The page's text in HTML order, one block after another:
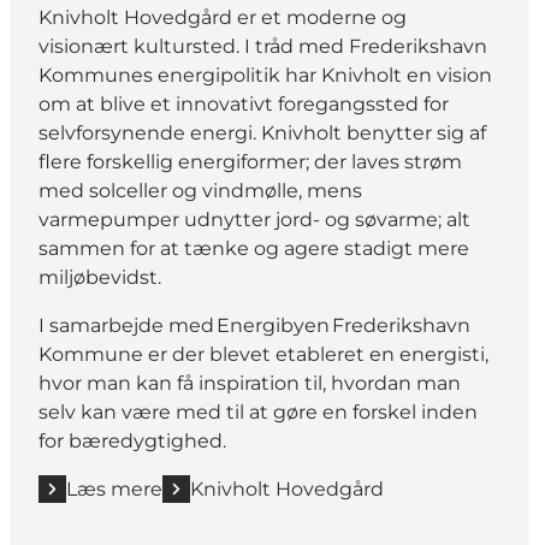
Knivholt Hovedgård er et moderne og
visionært kultursted. I tråd med Frederikshavn
Kommunes energipolitik har Knivholt en vision
om at blive et innovativt foregangssted for
selvforsynende energi. Knivholt benytter sig af
flere forskellig energiformer; der laves strøm
med solceller og vindmølle, mens
varmepumper udnytter jord- og søvarme; alt
sammen for at tænke og agere stadigt mere
miljøbevidst.
I samarbejde med Energibyen Frederikshavn
Kommune er der blevet etableret en energisti,
hvor man kan få inspiration til, hvordan man
selv kan være med til at gøre en forskel inden
for bæredygtighed.
Læs mere Knivholt Hovedgård